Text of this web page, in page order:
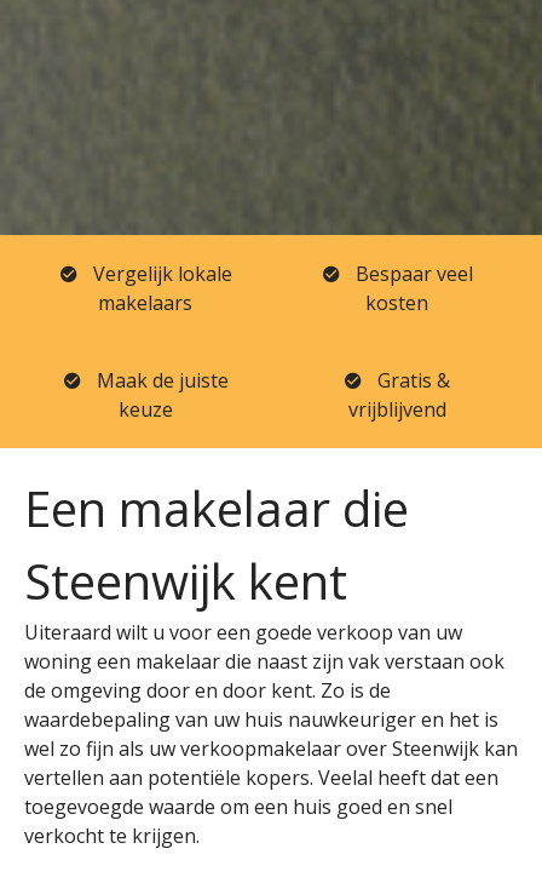
Vergelijk lokale
makelaars
Bespaar veel
kosten
Maak de juiste
keuze
Gratis &
vrijblijvend
Een makelaar die
Steenwijk kent
Uiteraard wilt u voor een goede verkoop van uw
woning een makelaar die naast zijn vak verstaan ook
de omgeving door en door kent. Zo is de
waardebepaling van uw huis nauwkeuriger en het is
wel zo fijn als uw verkoopmakelaar over Steenwijk kan
vertellen aan potentiële kopers. Veelal heeft dat een
toegevoegde waarde om een huis goed en snel
verkocht te krijgen.